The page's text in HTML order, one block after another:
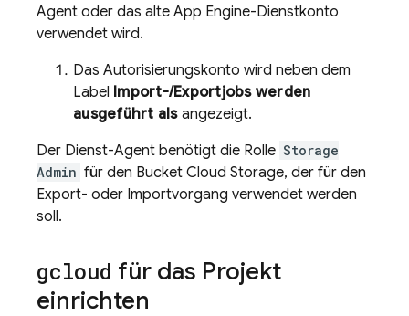
Agent oder das alte App Engine-Dienstkonto
verwendet wird.
Das Autorisierungskonto wird neben dem
Label Import-/Exportjobs werden
ausgeführt alsangezeigt.
Der Dienst-Agent benötigt die Rolle Storage
Admin für den Bucket Cloud Storage, der für den
Export- oder Importvorgang verwendet werden
soll.
gcloud für das Projekt
einrichten